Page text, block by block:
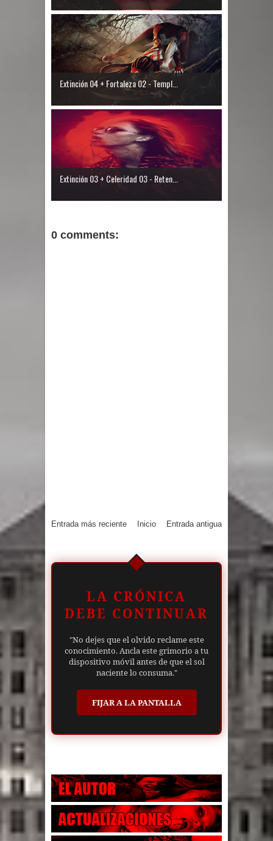
Extinción 04 + Fortaleza 02 - Templ...
Extinción 03 + Celeridad 03 - Reten...
0 comments:
Entrada más reciente Entrada antigua
Inicio
LA CRÓNICA
DEBE CONTINUAR
"No dejes que el olvido reclame este
conocimiento. Ancla este grimorio a tu
dispositivo móvil antes de que el sol
naciente lo consuma."
FIJAR A LA PANTALLA